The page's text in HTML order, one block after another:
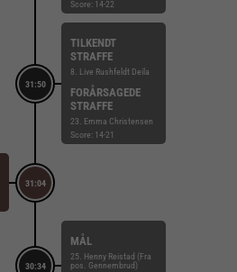
Score: 14-22
31:50
TILKENDT
STRAFFE
8. Live Rushfeldt Deila
FORÅRSAGEDE
STRAFFE
23. Emma Christensen
Score: 14-21
31:04
30:34
MÅL
25. Henny Reistad (Fra
pos. Gennembrud)